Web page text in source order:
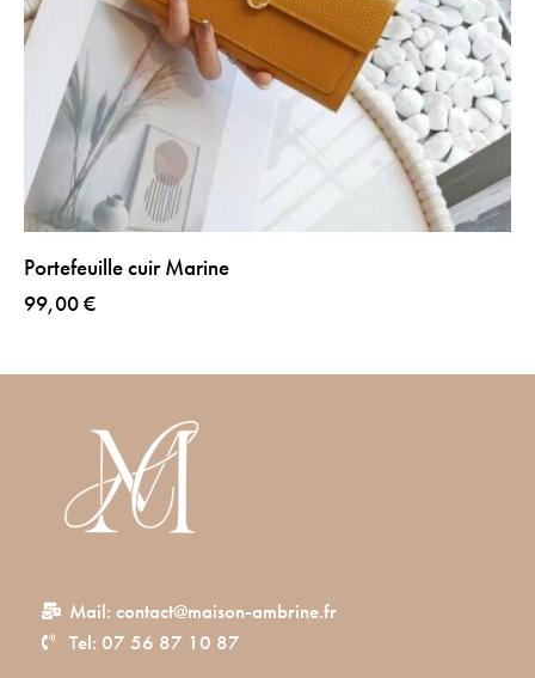
Portefeuille cuir Marine
99,00€
Mail: contact@maison-ambrine.fr
Tel: 07 56 87 10 87